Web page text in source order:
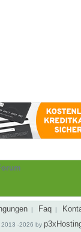
| Faq |
-2026 by